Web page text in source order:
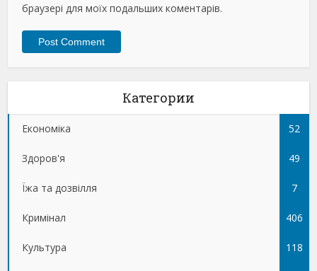
браузері для моїх подальших коментарів.
Категории
Економіка 52
Здоров'я 49
Їжа та дозвілля 7
Кримінал 406
Культура 118